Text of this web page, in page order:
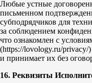
Любые устные
письменном
субподрядчиков для
за соблюдением
что ознакомлен с
(https://lovology.ru/
и принимает их без
16. Реквизиты